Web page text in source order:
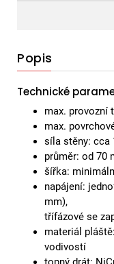
Popis
Technické
max. provozní
max.
síla stěny: cca
průměr: od 70
šířka:
napájení:
mm),
třífázové se
materiál
vodivostí